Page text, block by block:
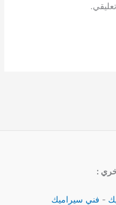
:
- فني سيراميك